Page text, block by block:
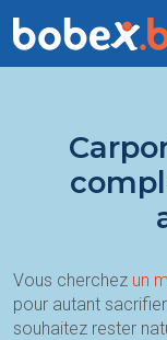
Vous cherchez un
pour autant
souhaitez rester